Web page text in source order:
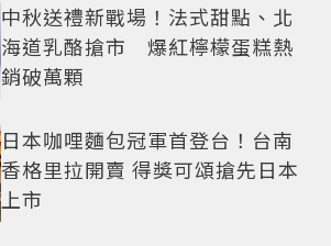
中秋送禮新戰場！法式甜點、北
海道乳酪搶市 爆紅檸檬蛋糕熱
銷破萬顆
日本咖哩麵包冠軍首登台！台南
香格里拉開賣 得獎可頌搶先日本
上市